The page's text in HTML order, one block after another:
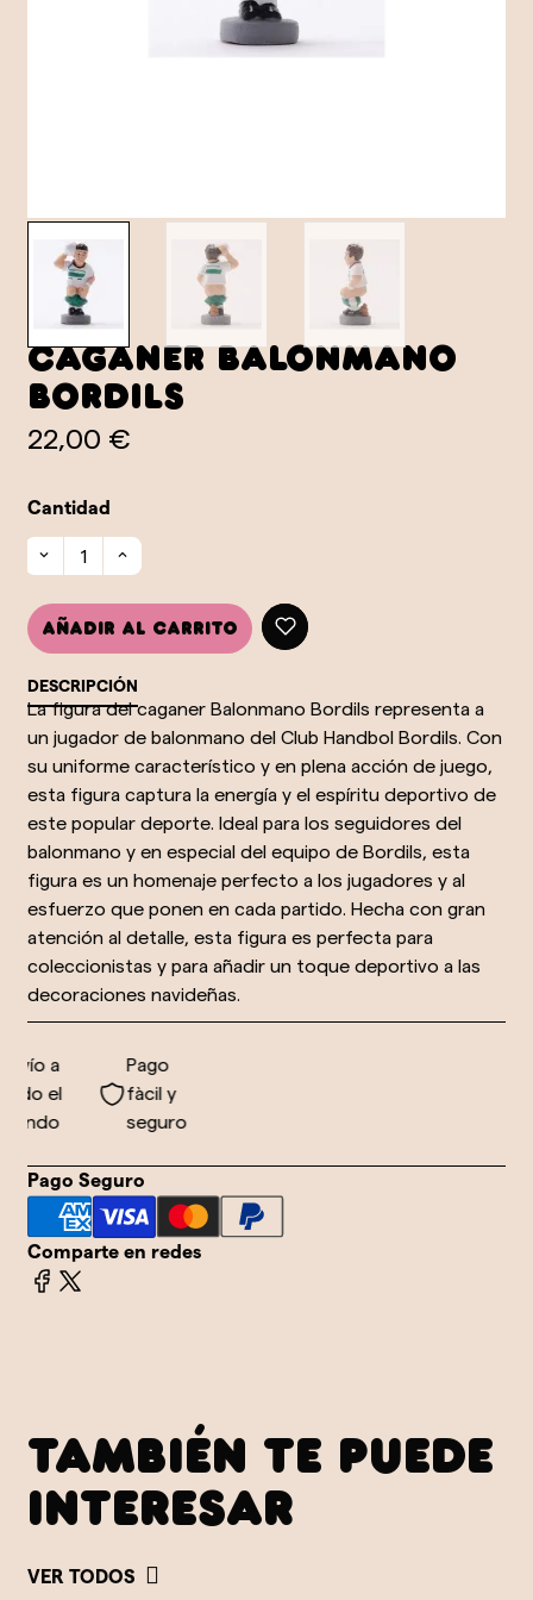
Caganer Balonmano
Bordils
22,00 €
Cantidad
Añadir al carrito
DESCRIPCIÓN
La figura del caganer Balonmano Bordils representa a
un jugador de balonmano del Club Handbol Bordils. Con
su uniforme característico y en plena acción de juego,
esta figura captura la energía y el espíritu deportivo de
este popular deporte. Ideal para los seguidores del
balonmano y en especial del equipo de Bordils, esta
figura es un homenaje perfecto a los jugadores y al
esfuerzo que ponen en cada partido. Hecha con gran
atención al detalle, esta figura es perfecta para
coleccionistas y para añadir un toque deportivo a las
decoraciones navideñas.
a
el
Pago
fàcil y
seguro
Pago Seguro
Comparte en redes
TAMBIÉN TE PUEDE
INTERESAR
VER TODOS